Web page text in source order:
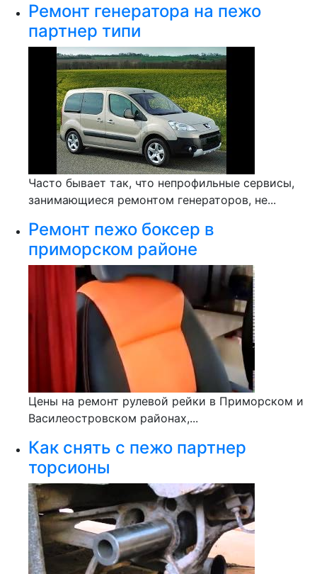
Ремонт генератора на пежо
партнер типи
Часто бывает так, что непрофильные сервисы,
занимающиеся ремонтом генераторов, не...
Ремонт пежо боксер в
приморском районе
Цены на ремонт рулевой рейки в Приморском и
Василеостровском районаx,...
Как снять с пежо партнер
торсионы